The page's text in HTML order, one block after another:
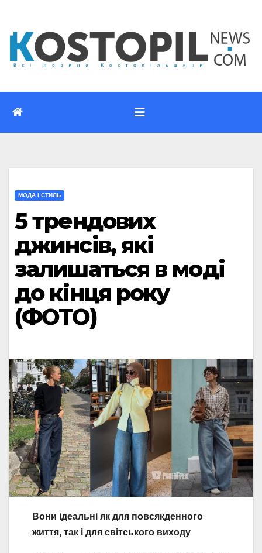
вмісту
МОДА І СТИЛЬ
5 трендових
джинсів, які
залишаться в моді
до кінця року
(ФОТО)
Вони ідеальні як для повсякденного
життя, так і для світського виходу